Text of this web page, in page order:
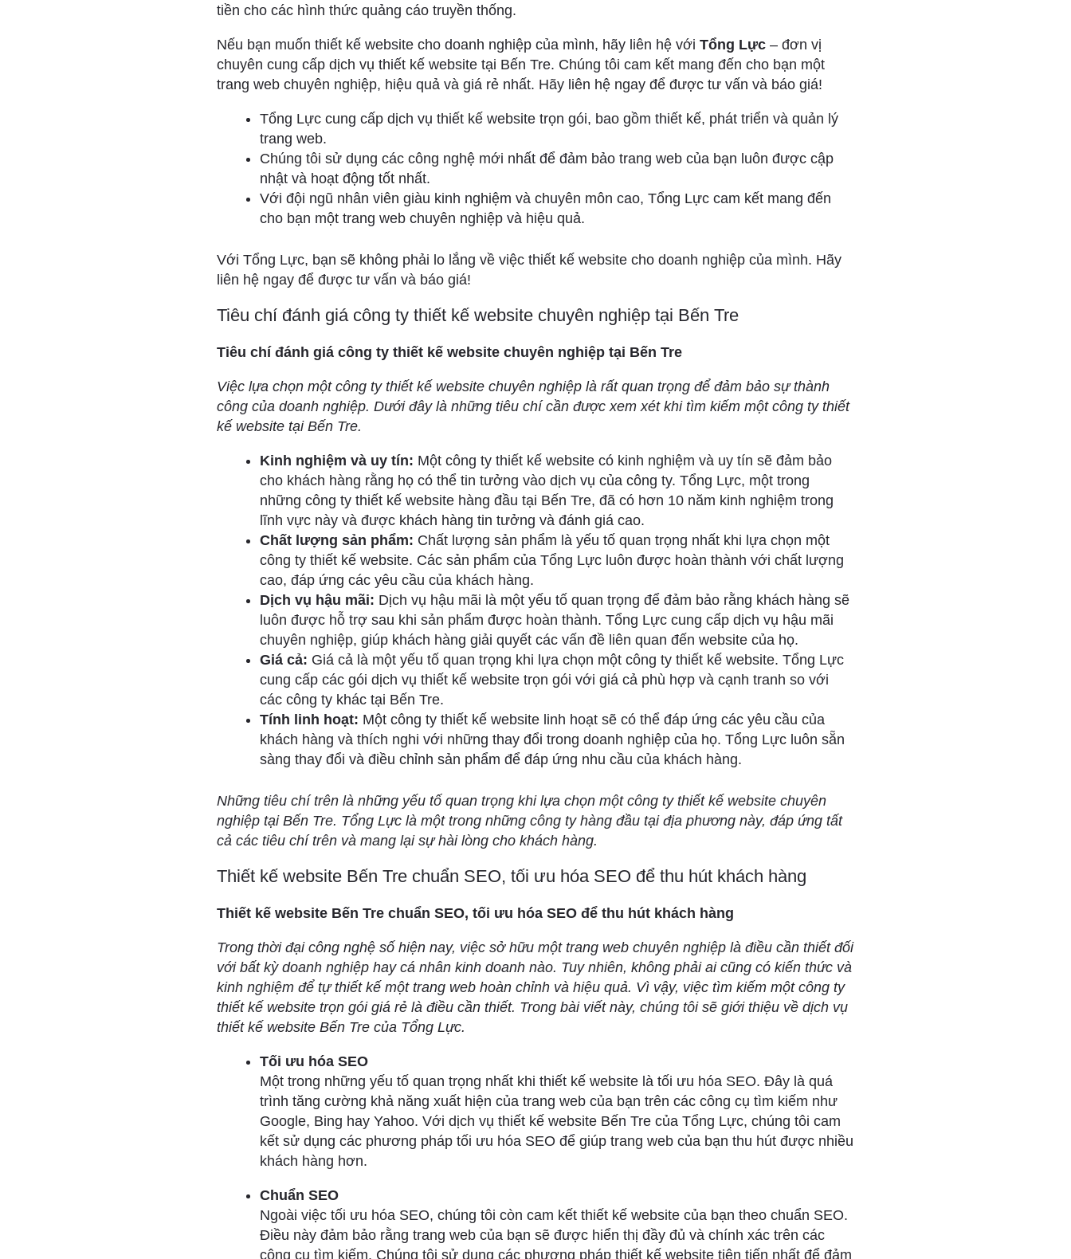
tiền cho các hình thức quảng cáo truyền thống.
Nếu bạn muốn thiết kế website cho doanh nghiệp của mình, hãy liên hệ với Tổng Lực – đơn vị
chuyên cung cấp dịch vụ thiết kế website tại Bến Tre. Chúng tôi cam kết mang đến cho bạn một
trang web chuyên nghiệp, hiệu quả và giá rẻ nhất. Hãy liên hệ ngay để được tư vấn và báo giá!
Tổng Lực cung cấp dịch vụ thiết kế website trọn gói, bao gồm thiết kế, phát triển và quản lý
trang web.
Chúng tôi sử dụng các công nghệ mới nhất để đảm bảo trang web của bạn luôn được cập
nhật và hoạt động tốt nhất.
Với đội ngũ nhân viên giàu kinh nghiệm và chuyên môn cao, Tổng Lực cam kết mang đến
cho bạn một trang web chuyên nghiệp và hiệu quả.
Với Tổng Lực, bạn sẽ không phải lo lắng về việc thiết kế website cho doanh nghiệp của mình. Hãy
liên hệ ngay để được tư vấn và báo giá!
Tiêu chí đánh giá công ty thiết kế website chuyên nghiệp tại Bến Tre
Tiêu chí đánh giá công ty thiết kế website chuyên nghiệp tại Bến Tre
Việc lựa chọn một công ty thiết kế website chuyên nghiệp là rất quan trọng để đảm bảo sự thành
công của doanh nghiệp. Dưới đây là những tiêu chí cần được xem xét khi tìm kiếm một công ty thiết
kế website tại Bến Tre.
Kinh nghiệm và uy tín: Một công ty thiết kế website có kinh nghiệm và uy tín sẽ đảm bảo
cho khách hàng rằng họ có thể tin tưởng vào dịch vụ của công ty. Tổng Lực, một trong
những công ty thiết kế website hàng đầu tại Bến Tre, đã có hơn 10 năm kinh nghiệm trong
lĩnh vực này và được khách hàng tin tưởng và đánh giá cao.
Chất lượng sản phẩm: Chất lượng sản phẩm là yếu tố quan trọng nhất khi lựa chọn một
công ty thiết kế website. Các sản phẩm của Tổng Lực luôn được hoàn thành với chất lượng
cao, đáp ứng các yêu cầu của khách hàng.
Dịch vụ hậu mãi: Dịch vụ hậu mãi là một yếu tố quan trọng để đảm bảo rằng khách hàng sẽ
luôn được hỗ trợ sau khi sản phẩm được hoàn thành. Tổng Lực cung cấp dịch vụ hậu mãi
chuyên nghiệp, giúp khách hàng giải quyết các vấn đề liên quan đến website của họ.
Giá cả: Giá cả là một yếu tố quan trọng khi lựa chọn một công ty thiết kế website. Tổng Lực
cung cấp các gói dịch vụ thiết kế website trọn gói với giá cả phù hợp và cạnh tranh so với
các công ty khác tại Bến Tre.
Tính linh hoạt: Một công ty thiết kế website linh hoạt sẽ có thể đáp ứng các yêu cầu của
khách hàng và thích nghi với những thay đổi trong doanh nghiệp của họ. Tổng Lực luôn sẵn
sàng thay đổi và điều chỉnh sản phẩm để đáp ứng nhu cầu của khách hàng.
Những tiêu chí trên là những yếu tố quan trọng khi lựa chọn một công ty thiết kế website chuyên
nghiệp tại Bến Tre. Tổng Lực là một trong những công ty hàng đầu tại địa phương này, đáp ứng tất
cả các tiêu chí trên và mang lại sự hài lòng cho khách hàng.
Thiết kế website Bến Tre chuẩn SEO, tối ưu hóa SEO để thu hút khách hàng
Thiết kế website Bến Tre chuẩn SEO, tối ưu hóa SEO để thu hút khách hàng
Trong thời đại công nghệ số hiện nay, việc sở hữu một trang web chuyên nghiệp là điều cần thiết đối
với bất kỳ doanh nghiệp hay cá nhân kinh doanh nào. Tuy nhiên, không phải ai cũng có kiến thức và
kinh nghiệm để tự thiết kế một trang web hoàn chỉnh và hiệu quả. Vì vậy, việc tìm kiếm một công ty
thiết kế website trọn gói giá rẻ là điều cần thiết. Trong bài viết này, chúng tôi sẽ giới thiệu về dịch vụ
thiết kế website Bến Tre của Tổng Lực.
Tối ưu hóa SEO
Một trong những yếu tố quan trọng nhất khi thiết kế website là tối ưu hóa SEO. Đây là quá
trình tăng cường khả năng xuất hiện của trang web của bạn trên các công cụ tìm kiếm như
Google, Bing hay Yahoo. Với dịch vụ thiết kế website Bến Tre của Tổng Lực, chúng tôi cam
kết sử dụng các phương pháp tối ưu hóa SEO để giúp trang web của bạn thu hút được nhiều
khách hàng hơn.
Chuẩn SEO
Ngoài việc tối ưu hóa SEO, chúng tôi còn cam kết thiết kế website của bạn theo chuẩn SEO.
Điều này đảm bảo rằng trang web của bạn sẽ được hiển thị đầy đủ và chính xác trên các
công cụ tìm kiếm. Chúng tôi sử dụng các phương pháp thiết kế website tiên tiến nhất để đảm